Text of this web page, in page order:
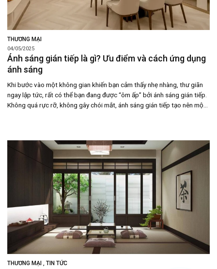
THƯƠNG MẠI
04/05/2025
Ánh sáng gián tiếp là gì? Ưu điểm và cách ứng dụng
ánh sáng
Khi bước vào một không gian khiến bạn cảm thấy nhẹ nhàng, thư giãn
ngay lập tức, rất có thể bạn đang được “ôm ấp” bởi ánh sáng gián tiếp.
Không quá rực rỡ, không gây chói mắt, ánh sáng gián tiếp tạo nên một
THƯƠNG MẠI TIN TỨC